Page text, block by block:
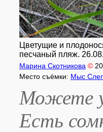
Цветущие и
песчаный пляж.
Марина Скотникова ©
Место съёмки: Мыс
Можете
Есть